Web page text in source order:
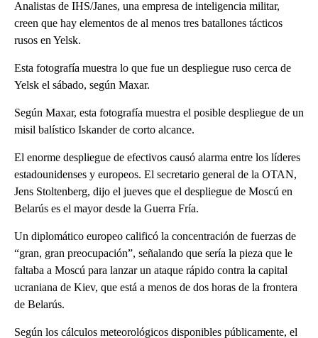
Analistas de IHS/Janes, una empresa de inteligencia militar,
creen que hay elementos de al menos tres batallones tácticos
rusos en Yelsk.
Esta fotografía muestra lo que fue un despliegue ruso cerca de
Yelsk el sábado, según Maxar.
Según Maxar, esta fotografía muestra el posible despliegue de un
misil balístico Iskander de corto alcance.
El enorme despliegue de efectivos causó alarma entre los líderes
estadounidenses y europeos. El secretario general de la OTAN,
Jens Stoltenberg, dijo el jueves que el despliegue de Moscú en
Belarús es el mayor desde la Guerra Fría.
Un diplomático europeo calificó la concentración de fuerzas de
“gran, gran preocupación”, señalando que sería la pieza que le
faltaba a Moscú para lanzar un ataque rápido contra la capital
ucraniana de Kiev, que está a menos de dos horas de la frontera
de Belarús.
Según los cálculos meteorológicos disponibles públicamente, el